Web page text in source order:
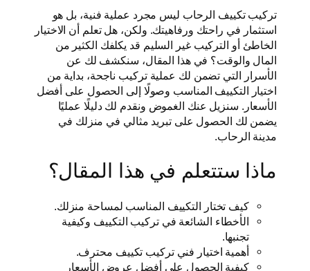
تركيب تكييف الرحاب ليس مجرد عملية فنية، بل هو
استثمار في راحتك ورفاهيتك. ولكن، هل تعلم أن الاختيار
الخاطئ أو التركيب غير السليم قد يكلفك الكثير من
المال والوقت؟ في هذا المقال، سنكشف لك عن
الأسرار التي تضمن لك عملية تركيب ناجحة، بداية من
اختيار التكييف المناسب وصولًا إلى الحصول على أفضل
الأسعار. سنزيل عنك الغموض ونقدم لك دليلًا عمليًا
يضمن لك الحصول على تبريد مثالي في منزلك في
مدينة الرحاب.
ماذا ستتعلم في هذا المقال؟
كيف تختار التكييف المناسب لمساحة منزلك.
الأخطاء الشائعة في تركيب التكييف وكيفية
تجنبها.
أهمية اختيار فني تركيب تكييف محترف.
كيفية الحصول على أفضل عروض الأسعار